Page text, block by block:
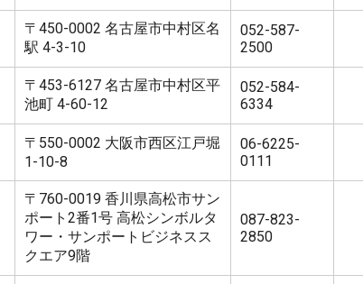
〒450-0002 名古屋市中村区名
駅 4-3-10
052-587-
2500
〒453-6127 名古屋市中村区平
池町 4-60-12
052-584-
6334
〒550-0002 大阪市西区江戸堀
1-10-8
06-6225-
0111
〒760-0019 香川県高松市サン
ポート2番1号 高松シンボルタ
ワー・サンポートビジネスス
クエア9階
087-823-
2850